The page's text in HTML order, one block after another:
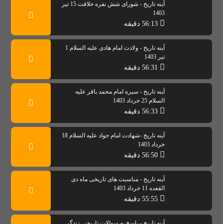
آینه تاریخ - شورای شش نفره خلافت 15 تیر
1403
آینه تاریخ - ولادت امام هادی علیه السلام 1
تیر 1403
آینه تاریخ - سیره امام محمد باقر علیه
السلام 25 خرداد 1403
آینه تاریخ -شهادت امام جواد علیه السلام 18
خرداد 1403
آینه تاریخ - مناسبت های تاریخی ماه ذی
القعده 11 خرداد 1403